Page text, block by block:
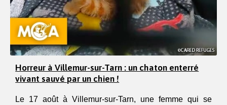
Horreur à Villemur-sur-Tarn : un chaton enterré
vivant sauvé par un chien !
Le 17 août à Villemur-sur-Tarn, une femme qui se